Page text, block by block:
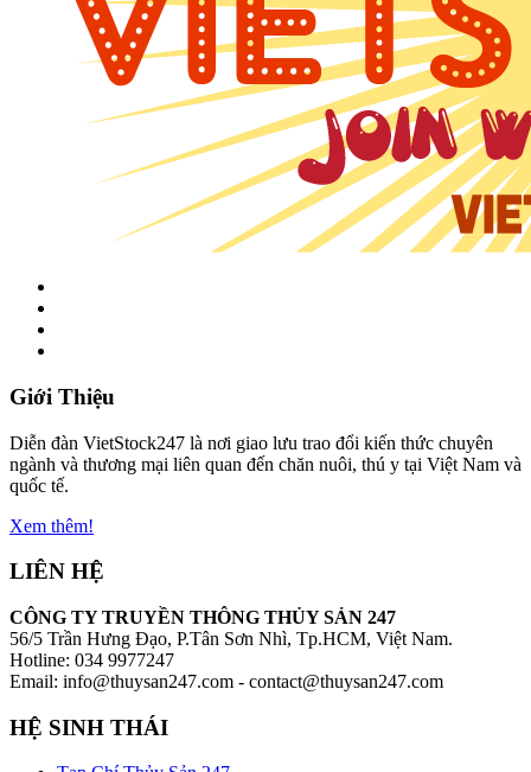
Giới Thiệu
Diễn đàn VietStock247 là nơi giao lưu trao đổi kiến thức chuyên
ngành và thương mại liên quan đến chăn nuôi, thú y tại Việt Nam và
quốc tế.
Xem thêm!
LIÊN HỆ
CÔNG TY TRUYỀN THÔNG THỦY SẢN 247
56/5 Trần Hưng Đạo, P.Tân Sơn Nhì, Tp.HCM, Việt Nam.
Hotline: 034 9977247
Email: info@thuysan247.com - contact@thuysan247.com
HỆ SINH THÁI